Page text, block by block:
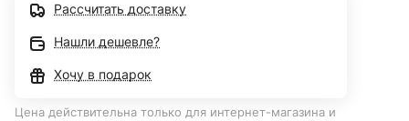
Рассчитать доставку
Нашли дешевле?
Хочу в подарок
Цена действительна только для интернет-магазина и